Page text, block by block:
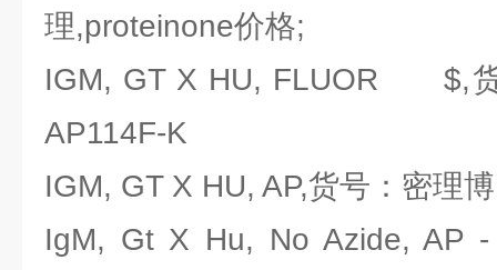
理,proteinone价格;
IGM, GT X HU, FLUOR $,
AP114F-K
IGM, GT X HU, AP,货号：密理
IgM, Gt X Hu, No Azide, AP